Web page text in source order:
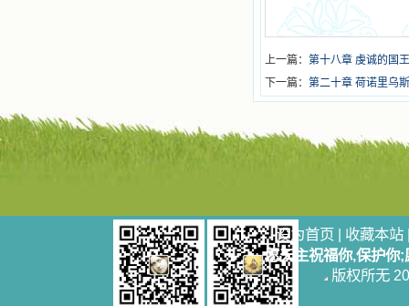
上一篇： 第十八章 虔诚的国
下一篇： 第二十章 荷诺里乌
设为首页 | 收藏本站
愿天主祝福你,保护你
版权所无